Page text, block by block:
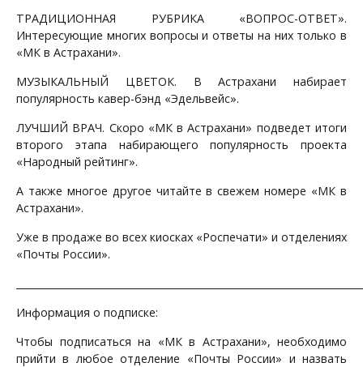
ТРАДИЦИОННАЯ РУБРИКА «ВОПРОС-ОТВЕТ».
Интересующие многих вопросы и ответы на них только в
«МК в Астрахани».
МУЗЫКАЛЬНЫЙ ЦВЕТОК. В Астрахани набирает
популярность кавер-бэнд «Эдельвейс».
ЛУЧШИЙ ВРАЧ. Скоро «МК в Астрахани» подведет итоги
второго этапа набирающего популярность проекта
«Народный рейтинг».
А также многое другое читайте в свежем номере «МК в
Астрахани».
Уже в продаже во всех киосках «Роспечати» и отделениях
«Почты России».
Информация о подписке:
Чтобы подписаться на «МК в Астрахани», необходимо
прийти в любое отделение «Почты России» и назвать